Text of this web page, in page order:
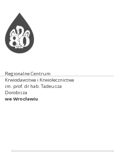
Regionalne Centrum
Krwiodawstwa i Krwiolecznictwa
im. prof. dr hab. Tadeusza
Dorobisza
we Wrocławiu